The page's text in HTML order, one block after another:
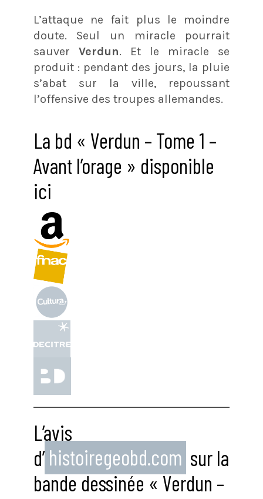
L’attaque ne fait plus le moindre
doute. Seul un miracle pourrait
sauver Verdun. Et le miracle se
produit : pendant des jours, la pluie
s’abat sur la ville, repoussant
l’offensive des troupes allemandes.
La bd « Verdun – Tome 1 –
Avant l’orage » disponible
ici
L’avis
d’ histoiregeobd.com sur la
bande dessinée « Verdun –